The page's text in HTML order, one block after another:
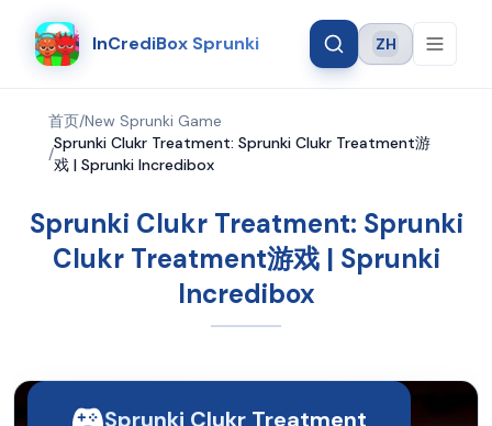
InCrediBox Sprunki Language
ZH
首页/New Sprunki Game
/
Sprunki Clukr Treatment: Sprunki Clukr Treatment游
戏 | Sprunki Incredibox
Sprunki Clukr Treatment: Sprunki
Clukr Treatment游戏 | Sprunki
Incredibox
Sprunki Clukr Treatment